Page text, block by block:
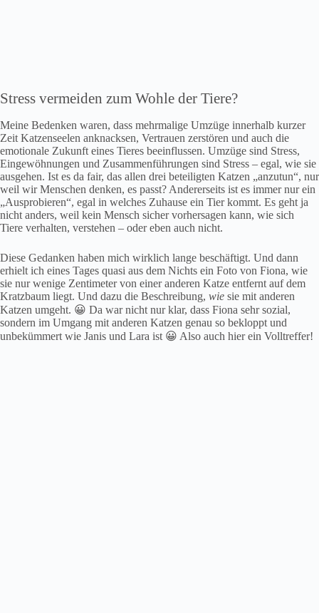
Stress vermeiden zum Wohle der Tiere?
Meine Bedenken waren, dass mehrmalige Umzüge innerhalb kurzer
Zeit Katzenseelen anknacksen, Vertrauen zerstören und auch die
emotionale Zukunft eines Tieres beeinflussen. Umzüge sind Stress,
Eingewöhnungen und Zusammenführungen sind Stress – egal, wie sie
ausgehen. Ist es da fair, das allen drei beteiligten Katzen „anzutun“, nur
weil wir Menschen denken, es passt? Andererseits ist es immer nur ein
„Ausprobieren“, egal in welches Zuhause ein Tier kommt. Es geht ja
nicht anders, weil kein Mensch sicher vorhersagen kann, wie sich
Tiere verhalten, verstehen – oder eben auch nicht.
Diese Gedanken haben mich wirklich lange beschäftigt. Und dann
erhielt ich eines Tages quasi aus dem Nichts ein Foto von Fiona, wie
sie nur wenige Zentimeter von einer anderen Katze entfernt auf dem
Kratzbaum liegt. Und dazu die Beschreibung, wie sie mit anderen
Katzen umgeht. 😀 Da war nicht nur klar, dass Fiona sehr sozial,
sondern im Umgang mit anderen Katzen genau so bekloppt und
unbekümmert wie Janis und Lara ist 😀 Also auch hier ein Volltreffer!